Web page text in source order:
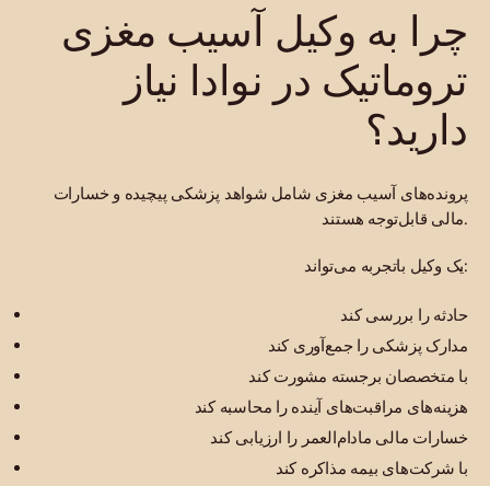
چرا به وکیل آسیب مغزی
تروماتیک در نوادا نیاز
دارید؟
پرونده‌های آسیب مغزی شامل شواهد پزشکی پیچیده و خسارات
مالی قابل‌توجه هستند.
یک وکیل باتجربه می‌تواند:
حادثه را بررسی کند
مدارک پزشکی را جمع‌آوری کند
با متخصصان برجسته مشورت کند
هزینه‌های مراقبت‌های آینده را محاسبه کند
خسارات مالی مادام‌العمر را ارزیابی کند
با شرکت‌های بیمه مذاکره کند